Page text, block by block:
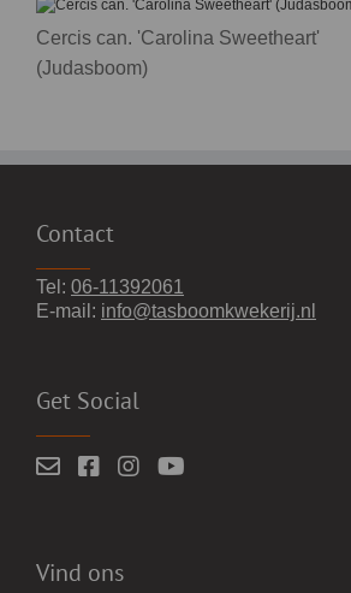
Cercis can. 'Carolina Sweetheart'
(Judasboom)
Contact
Tel: 06-11392061
E-mail: info@tasboomkwekerij.nl
Get Social
Vind ons